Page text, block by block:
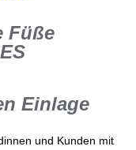
Füße
Einlage
und Kunden mit